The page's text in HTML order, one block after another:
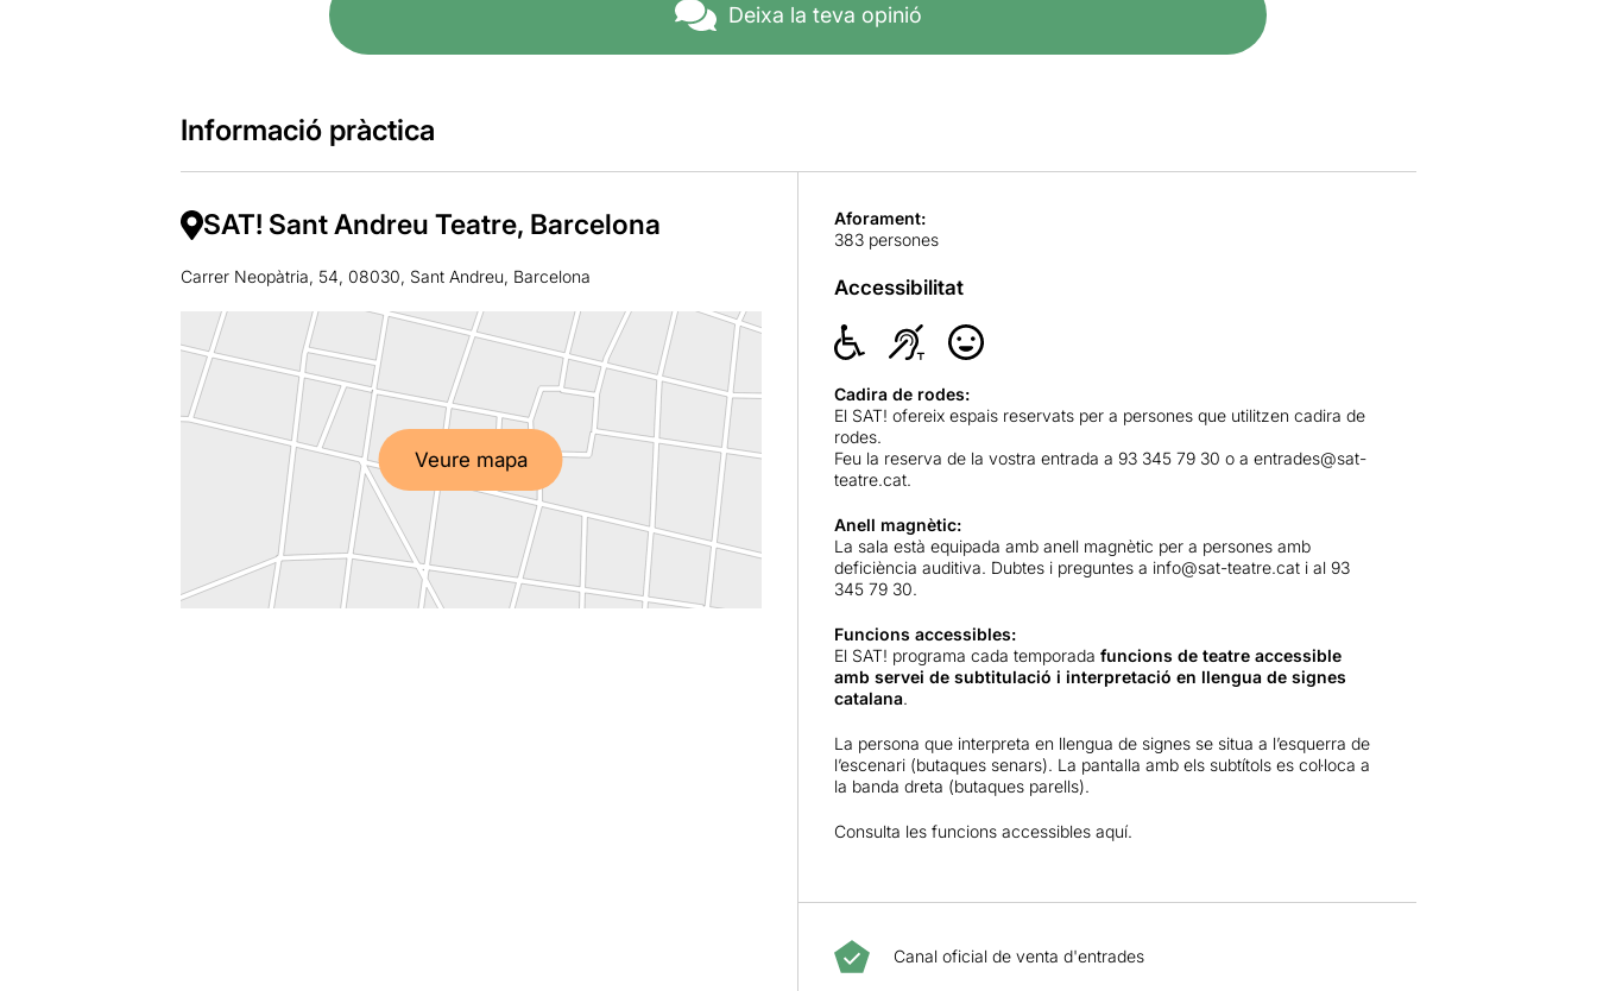
Deixa la teva opinió
Informació pràctica
SAT! Sant Andreu Teatre, Barcelona
Carrer Neopàtria, 54, 08030, Sant Andreu, Barcelona
Veure mapa
Aforament:
383 persones
Accessibilitat
Cadira de rodes:
El SAT! ofereix espais reservats per a persones que utilitzen cadira de
rodes.
Feu la reserva de la vostra entrada a 93 345 79 30 o a entrades@sat-
teatre.cat.
Anell magnètic:
La sala està equipada amb anell magnètic per a persones amb
deficiència auditiva. Dubtes i preguntes a info@sat-teatre.cat i al 93
345 79 30.
Funcions accessibles:
El SAT! programa cada temporada funcions de teatre accessible
amb servei de subtitulació i interpretació en llengua de signes
catalana.
La persona que interpreta en llengua de signes se situa a l’esquerra de
l’escenari (butaques senars). La pantalla amb els subtítols es col·loca a
la banda dreta (butaques parells).
Consulta les funcions accessibles aquí.
Canal oficial de venta d'entrades